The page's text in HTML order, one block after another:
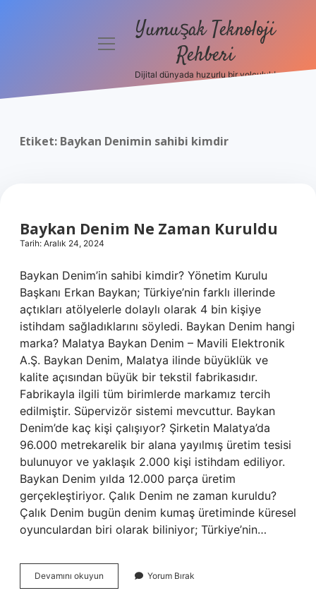
Politikası
menüyüYumuşak Teknoloji
Rehberi
Dijital dünyada huzurlu bir yolculuk!
Etiket: Baykan Denimin sahibi kimdir
Baykan Denim Ne Zaman Kuruldu
Tarih: Aralık 24, 2024
Baykan Denim’in sahibi kimdir? Yönetim Kurulu
Başkanı Erkan Baykan; Türkiye’nin farklı illerinde
açtıkları atölyelerle dolaylı olarak 4 bin kişiye
istihdam sağladıklarını söyledi. Baykan Denim hangi
marka? Malatya Baykan Denim – Mavili Elektronik
A.Ş. Baykan Denim, Malatya ilinde büyüklük ve
kalite açısından büyük bir tekstil fabrikasıdır.
Fabrikayla ilgili tüm birimlerde markamız tercih
edilmiştir. Süpervizör sistemi mevcuttur. Baykan
Denim’de kaç kişi çalışıyor? Şirketin Malatya’da
96.000 metrekarelik bir alana yayılmış üretim tesisi
bulunuyor ve yaklaşık 2.000 kişi istihdam ediliyor.
Baykan Denim yılda 12.000 parça üretim
gerçekleştiriyor. Çalık Denim ne zaman kuruldu?
Çalık Denim bugün denim kumaş üretiminde küresel
oyunculardan biri olarak biliniyor; Türkiye’nin…
Devamını okuyun
Denim
Yorum Bırak